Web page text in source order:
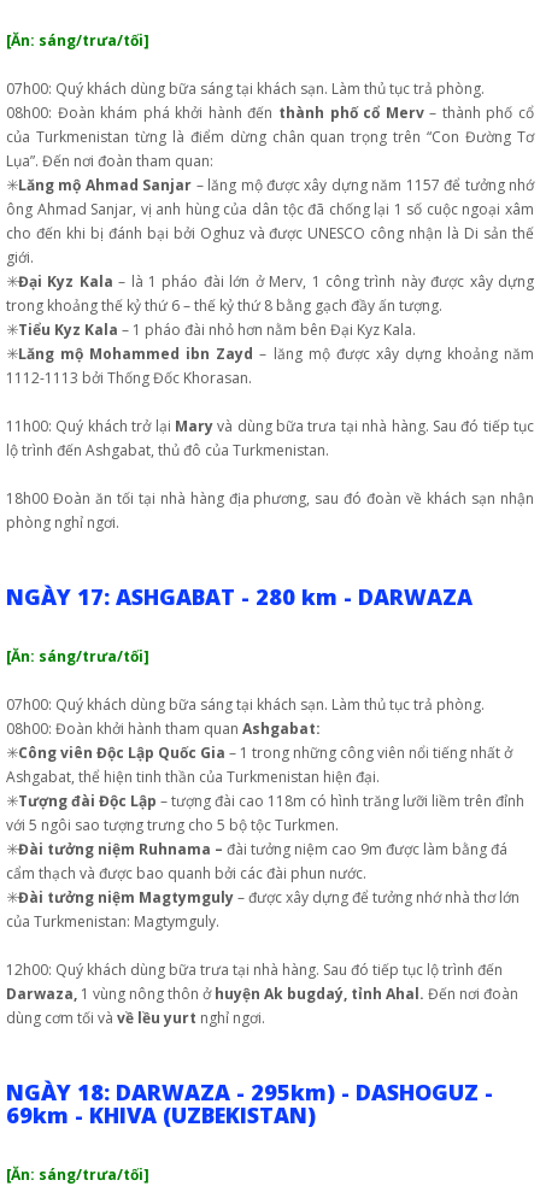
[Ăn: sáng/trưa/tối]
07h00: Quý khách dùng bữa sáng tại khách sạn. Làm thủ tục trả phòng.
08h00: Đoàn khám phá khởi hành đến thành phố cổ Merv– thành phố cổ
của Turkmenistan từng là điểm dừng chân quan trọng trên “Con Đường Tơ
Lụa”. Đến nơi đoàn tham quan:
✳️Lăng mộ Ahmad Sanjar – lăng mộ được xây dựng năm 1157 để tưởng nhớ
ông Ahmad Sanjar, vị anh hùng của dân tộc đã chống lại 1 số cuộc ngoại xâm
cho đến khi bị đánh bại bởi Oghuz và được UNESCO công nhận là Di sản thế
giới.
✳️Đại Kyz Kala – là 1 pháo đài lớn ở Merv, 1 công trình này được xây dựng
trong khoảng thế kỷ thứ 6 – thế kỷ thứ 8 bằng gạch đầy ấn tượng.
✳️Tiểu Kyz Kala – 1 pháo đài nhỏ hơn nằm bên Đại Kyz Kala.
✳️Lăng mộ Mohammed ibn Zayd – lăng mộ được xây dựng khoảng năm
1112-1113 bởi Thống Đốc Khorasan.
11h00: Quý khách trở lại Maryvà dùng bữa trưa tại nhà hàng. Sau đó tiếp tục
lộ trình đến Ashgabat, thủ đô của Turkmenistan.
18h00 Đoàn ăn tối tại nhà hàng địa phương, sau đó đoàn về khách sạn nhận
phòng nghỉ ngơi.
NGÀY 17: ASHGABAT - 280 km - DARWAZA
[Ăn: sáng/trưa/tối]
07h00: Quý khách dùng bữa sáng tại khách sạn. Làm thủ tục trả phòng.
08h00: Đoàn khởi hành tham quan Ashgabat:
✳️Công viên Độc Lập Quốc Gia – 1 trong những công viên nổi tiếng nhất ở
Ashgabat, thể hiện tinh thần của Turkmenistan hiện đại.
✳️Tượng đài Độc Lập – tượng đài cao 118m có hình trăng lưỡi liềm trên đỉnh
với 5 ngôi sao tượng trưng cho 5 bộ tộc Turkmen.
✳️Đài tưởng niệm Ruhnama – đài tưởng niệm cao 9m được làm bằng đá
cẩm thạch và được bao quanh bởi các đài phun nước.
✳️Đài tưởng niệm Magtymguly– được xây dựng để tưởng nhớ nhà thơ lớn
của Turkmenistan: Magtymguly.
12h00: Quý khách dùng bữa trưa tại nhà hàng. Sau đó tiếp tục lộ trình đến
Darwaza, 1 vùng nông thôn ởhuyện Ak bugdaý, tỉnh Ahal. Đến nơi đoàn
dùng cơm tối và về lều yurt nghỉ ngơi.
NGÀY 18: DARWAZA - 295km) - DASHOGUZ -
69km - KHIVA (UZBEKISTAN)
[Ăn: sáng/trưa/tối]